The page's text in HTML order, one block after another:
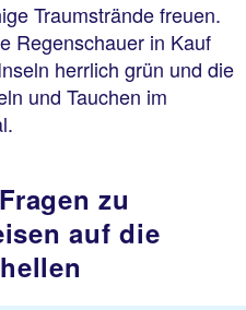
Traumstrände freuen.
Regenschauer in Kauf
herrlich grün und die
und Tauchen im
zu
auf die